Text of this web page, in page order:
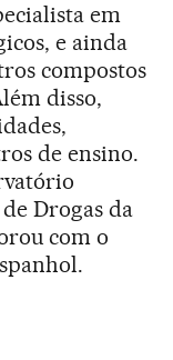
em
e ainda
compostos
disso,
de ensino.
Drogas da
com o